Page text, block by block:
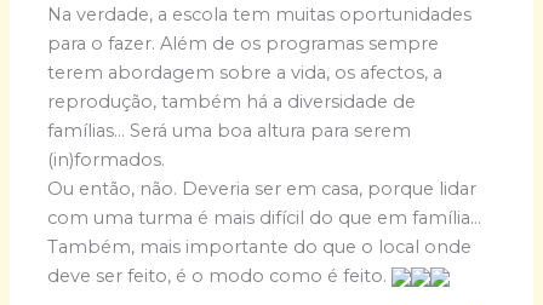
Na verdade, a escola tem muitas oportunidades
para o fazer. Além de os programas sempre
terem abordagem sobre a vida, os afectos, a
reprodução, também há a diversidade de
famílias… Será uma boa altura para serem
(in)formados.
Ou então, não. Deveria ser em casa, porque lidar
com uma turma é mais difícil do que em família…
Também, mais importante do que o local onde
deve ser feito, é o modo como é feito.